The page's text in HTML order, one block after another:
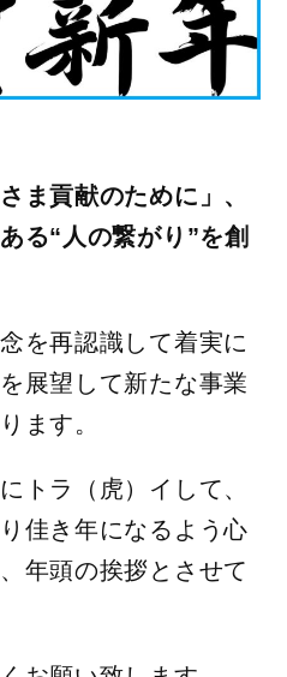
ま貢献のために」、
る“人の繋がり”を創
を再認識して着実に
展望して新たな事業
ます。
トラ（虎）イして、
佳き年になるよう心
年頭の挨拶とさせて